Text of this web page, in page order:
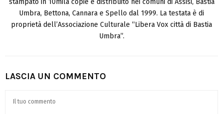
Umbra, Bettona, Cannara e Spello dal 1999. La testata è di
proprietà dell’Associazione Culturale “Libera Vox città di Bastia
Umbra”.
LASCIA UN COMMENTO